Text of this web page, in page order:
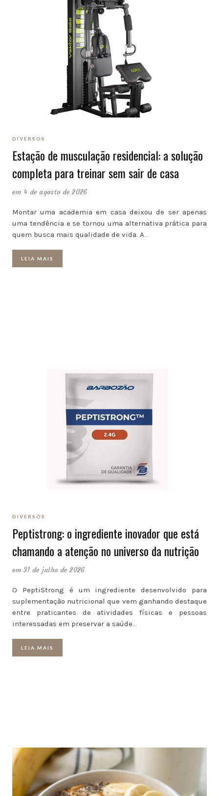
DIVERSOS
Estação de musculação residencial: a solução
completa para treinar sem sair de casa
em 4 de agosto de 2026
Montar uma academia em casa deixou de ser apenas
uma tendência e se tornou uma alternativa prática para
quem busca mais qualidade de vida. A…
LEIA MAIS
DIVERSOS
Peptistrong: o ingrediente inovador que está
chamando a atenção no universo da nutrição
em 31 de julho de 2026
O PeptiStrong é um ingrediente desenvolvido para
suplementação nutricional que vem ganhando destaque
entre praticantes de atividades físicas e pessoas
interessadas em preservar a saúde…
LEIA MAIS